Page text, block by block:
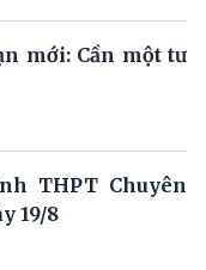
mới: Cần một tư
THPT Chuyên
19/8